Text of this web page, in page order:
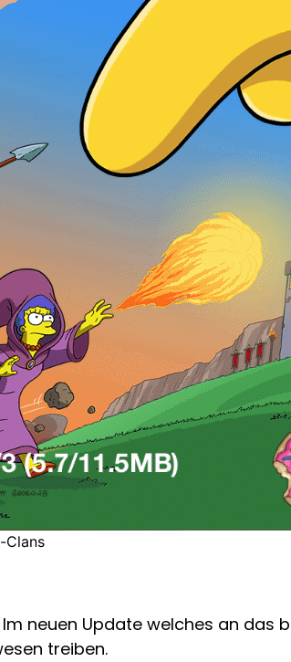
Clans
neuen Update welches an das
treiben.